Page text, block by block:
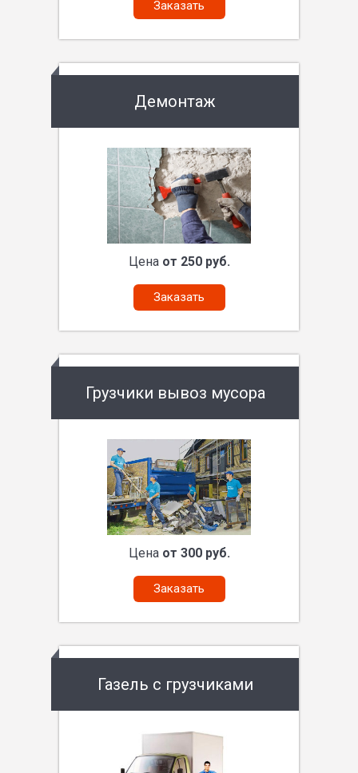
Заказать
Демонтаж
Цена от 250 руб.
Заказать
Грузчики вывоз мусора
Цена от 300 руб.
Заказать
Газель с грузчиками